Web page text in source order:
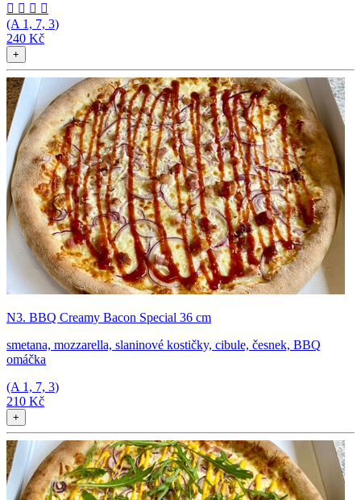
   
(A 1, 7, 3)
240 Kč
+
N3. BBQ Creamy Bacon Special 36 cm
smetana, mozzarella, slaninové kostičky, cibule, česnek, BBQ
omáčka
(A 1, 7, 3)
210 Kč
+